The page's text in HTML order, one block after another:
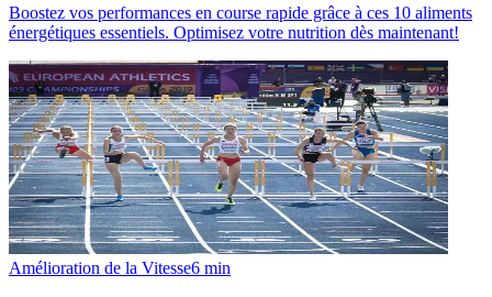
Boostez vos performances en course rapide grâce à ces 10 aliments
énergétiques essentiels. Optimisez votre nutrition dès maintenant!
Amélioration de la Vitesse6 min